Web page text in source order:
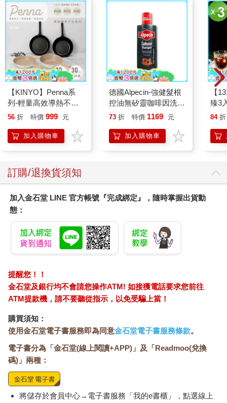
【KINYO】Penna系
列-輕量高效導熱不沾
平煎鍋30cm
56 折 特價 999 元
加入購物車
德國Alpecin-強健髮根
控油無矽靈咖啡因洗髮
凝露375ml/瓶-C1強健
調理頭皮洗髮液/0矽靈
滋潤洗頭髮水/一般髮
73 折 特價 1169 元
加入購物車
【
臻3
84 折
訂購/退換貨須知
加入金石堂 LINE 官方帳號『完成綁定』，隨時掌握出貨動
態：
提醒您！！
金石堂及銀行均不會請您操作ATM! 如接獲電話要求您前往
ATM提款機，請不要聽從指示，以免受騙上當！
購買須知：
使用金石堂電子書服務即為同意金石堂電子書服務條款。
電子書分為「金石堂(線上閱讀+APP)」及「Readmoo(兌換
碼)」兩種：
將儲存於會員中心→電子書服務「我的e書櫃」，點選線上